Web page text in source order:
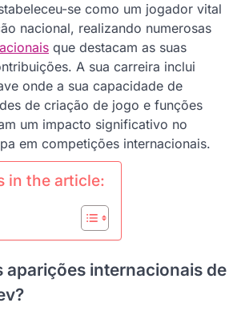
se como um jogador vital
nacional, realizando numerosas
que destacam as suas
A sua carreira inclui
onde a sua capacidade de
de criação de jogo e funções
um impacto significativo no
em competições internacionais.
in the article:
aparições internacionais de